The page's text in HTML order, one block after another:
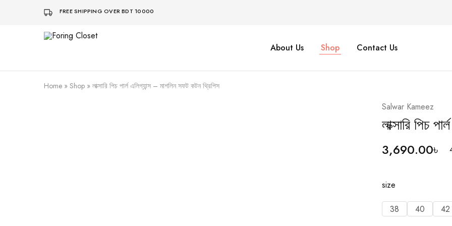
FREE SHIPPING OVER BDT 10000
About Us Shop Contact Us
Home » Shop » লাক্সারি পিচ পার্ল এলিগ্যান্স – মাশলিন সফট কটন থ্রিপিস
Salwar Kameez
লাক্সারি পিচ
3,690.00৳
size
38 40 42